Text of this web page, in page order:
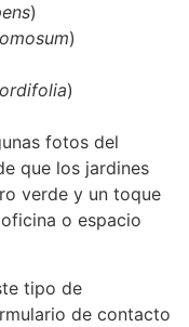
)
)
)
fotos del
que los jardines
verde y un toque
o espacio
tipo de
de contacto